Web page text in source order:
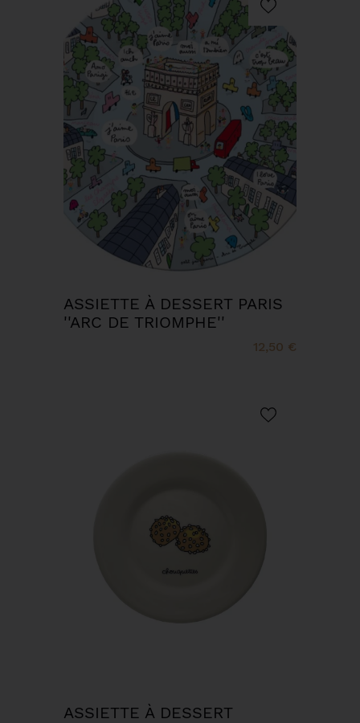
ASSIETTE À DESSERT PARIS
''ARC DE TRIOMPHE''
12,50 €
ASSIETTE À DESSERT